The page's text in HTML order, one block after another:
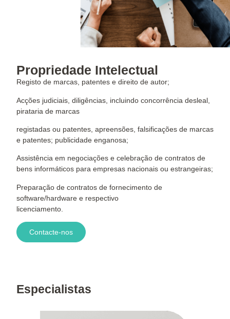
Propriedade Intelectual
Registo de marcas, patentes e direito de autor;
Acções judiciais, diligências, incluindo concorrência desleal,
pirataria de marcas
registadas ou patentes, apreensões, falsificações de marcas
e patentes; publicidade enganosa;
Assistência em negociações e celebração de contratos de
bens informáticos para empresas nacionais ou estrangeiras;
Preparação de contratos de fornecimento de
software/hardware e respectivo
licenciamento.
Contacte-nos
Especialistas